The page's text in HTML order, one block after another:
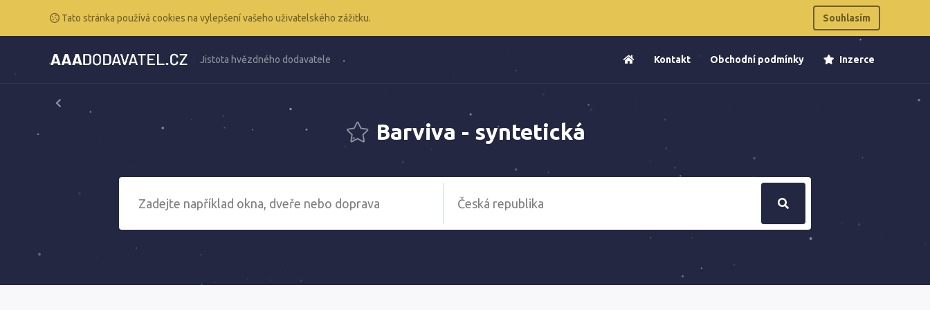
Tato stránka používá cookies na vylepšení vašeho uživatelského zážitku. Souhlasím
Jistota hvězdného dodavatele Kontakt Obchodní podmínky Inzerce
Barviva - syntetická